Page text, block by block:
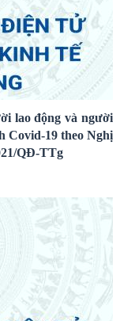
lao động và người
Covid-19 theo Nghị
QĐ-TTg